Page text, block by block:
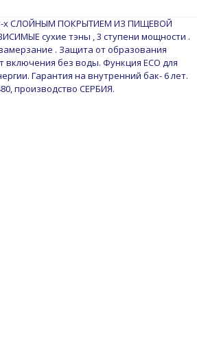
х СЛОЙНЫМ ПОКРЫТИЕМ ИЗ ПИЩЕВОЙ
сухие тэны , 3 ступени мощности .
. Защита от образования
включения без воды. Функция ECO для
Гарантия на внутренний бак- 6 лет.
производство СЕРБИЯ.